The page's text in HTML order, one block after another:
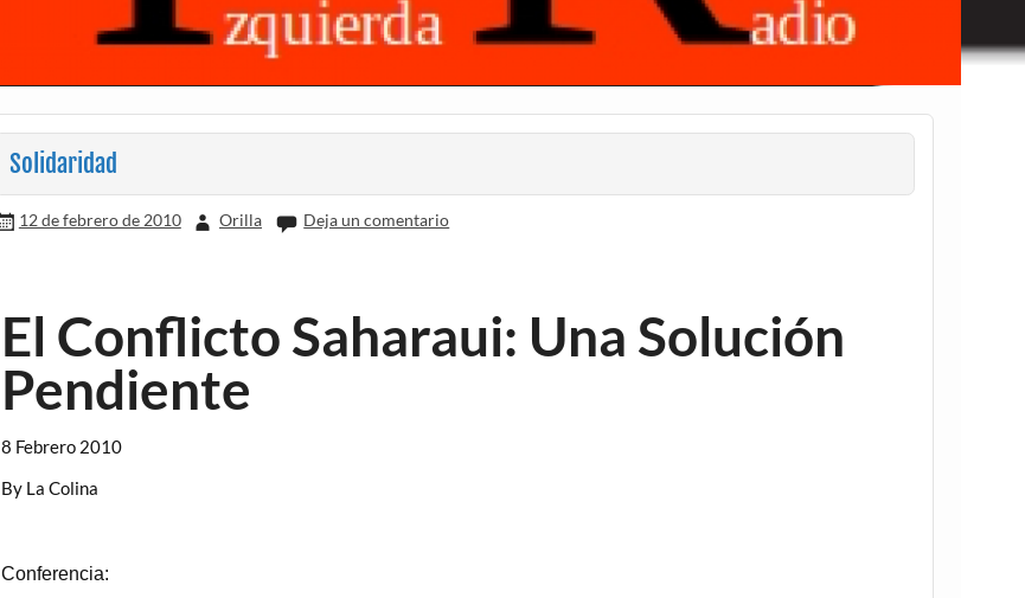
Solidaridad
12 de febrero de 2010 Orilla Deja un comentario
El Conflicto Saharaui: Una Solución
Pendiente
8 Febrero 2010
By La Colina
Conferencia: